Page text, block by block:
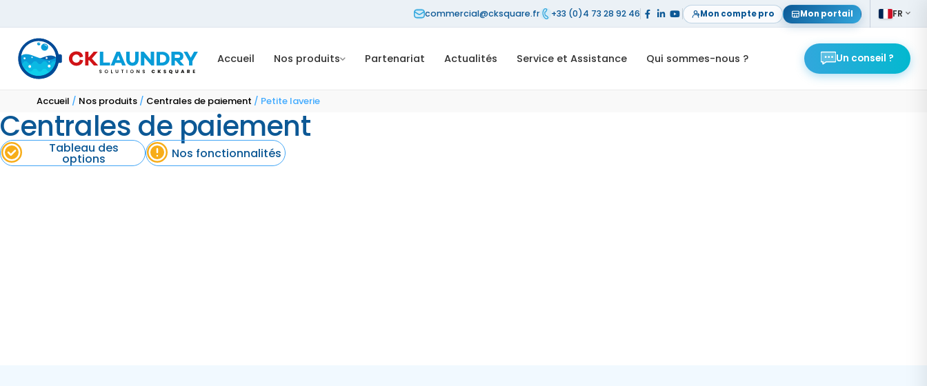
commercial@cksquare.fr +33 (0)4 73 28 92 46 Mon compte pro Mon portail FR
Accueil Nos produits Partenariat Actualités Service et Assistance Qui sommes-nous ? Un conseil ?
Accueil / Nos produits / Centrales de paiement / Petite laverie
Centrales de paiement
Tableau des
options Nos fonctionnalités